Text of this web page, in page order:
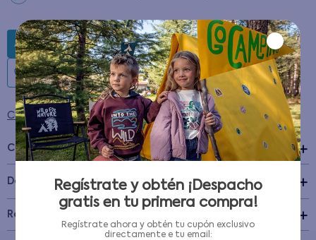
AGREGAR AL CARRITO
Condiciones para cambios y devoluciones
Características
Detalles del Producto +
Recomendaciones de cuidado
Regístrate y obtén ¡Despacho
gratis en tu primera compra!
Regístrate ahora y obtén tu cupón exclusivo
directamente e tu email: